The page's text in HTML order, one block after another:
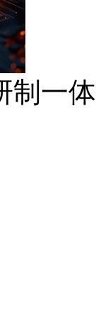
制一